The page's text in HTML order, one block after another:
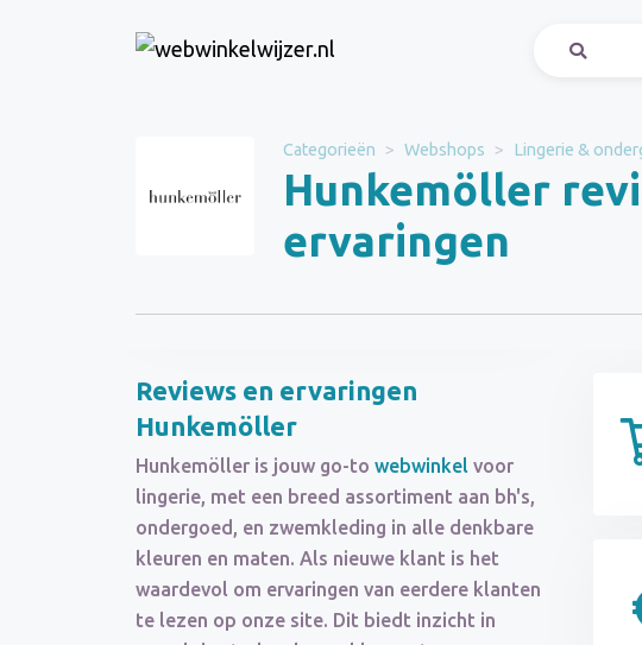
Categorieën Webshops Lingerie &
Hunkemöller
ervaringen
Hunkemöller
Categorie
Webshops
Reviews en ervaringen
Hunkemöller
Hunkemöller is jouw go-to webwinkel voor
lingerie, met een breed assortiment aan bh's,
ondergoed, en zwemkleding in alle denkbare
kleuren en maten. Als nieuwe klant is het
waardevol om ervaringen van eerdere klanten
te lezen op onze site. Dit biedt inzicht in